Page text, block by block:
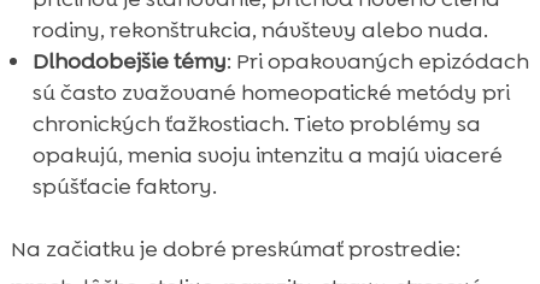
rodiny, rekonštrukcia, návštevy alebo nuda.
Dlhodobejšie témy: Pri opakovaných epizódach
sú často zvažované homeopatické metódy pri
chronických ťažkostiach. Tieto problémy sa
opakujú, menia svoju intenzitu a majú viaceré
spúšťacie faktory.
Na začiatku je dobré preskúmať prostredie: